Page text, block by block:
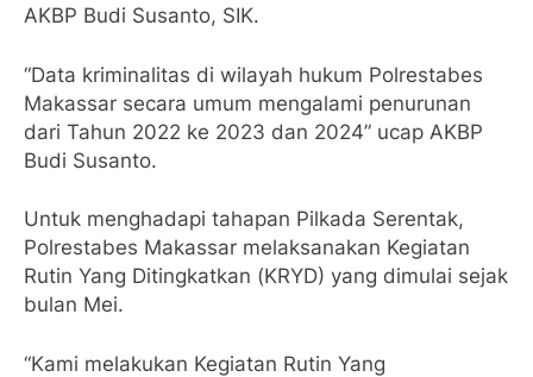
AKBP Budi Susanto, SIK.
“Data kriminalitas di wilayah hukum Polrestabes
Makassar secara umum mengalami penurunan
dari Tahun 2022 ke 2023 dan 2024” ucap AKBP
Budi Susanto.
Untuk menghadapi tahapan Pilkada Serentak,
Polrestabes Makassar melaksanakan Kegiatan
Rutin Yang Ditingkatkan (KRYD) yang dimulai sejak
bulan Mei.
“Kami melakukan Kegiatan Rutin Yang